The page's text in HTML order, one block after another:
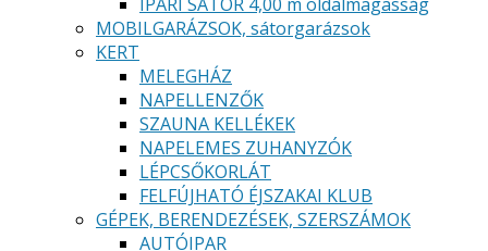
MOBILGARÁZSOK, sátorgarázsok
KERT
MELEGHÁZ
NAPELLENZŐK
SZAUNA KELLÉKEK
NAPELEMES ZUHANYZÓK
LÉPCSŐKORLÁT
FELFÚJHATÓ ÉJSZAKAI KLUB
GÉPEK, BERENDEZÉSEK, SZERSZÁMOK
AUTÓIPAR